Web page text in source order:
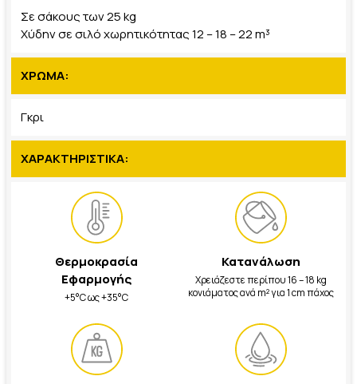
Σε σάκους των 25 kg
Χύδην σε σιλό χωρητικότητας 12 – 18 – 22 m³
ΧΡΩΜΑ:
Γκρι
ΧΑΡΑΚΤΗΡΙΣΤΙΚΑ:
Θερμοκρασία
Εφαρμογής
+5°C ως +35°C
Κατανάλωση
Χρειάζεστε περίπου 16 – 18 kg
κονιάματος ανά m² για 1 cm πάχος